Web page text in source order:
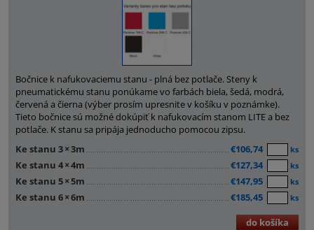
Bočnice k nafukovaciemu stanu - plná bez potlače. Steny k
pneumatickému stanu ponúkame vo farbách biela, šedá, modrá,
červená a čierna (výber prosím upresnite v košíku v poznámke).
Tieto bočnice sú možné dokúpiť k nafukovacím stanom LITE a bez
potlače. K stanu sa pripája jednoducho pomocou zipsu.
Ke stanu 3×3m €106,74 ks
Ke stanu 4×4m €127,34 ks
Ke stanu 5×5m €147,95 ks
Ke stanu 6×6m €185,45 ks
do košíka